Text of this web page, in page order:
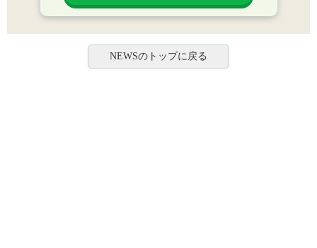
NEWSのトップに戻る